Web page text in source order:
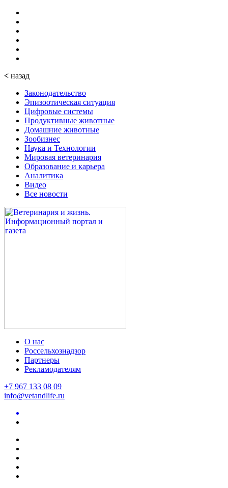
< назад
Законодательство
Эпизоотическая ситуация
Цифровые системы
Продуктивные животные
Домашние животные
Зообизнес
Наука и Технологии
Мировая ветеринария
Образование и карьера
Аналитика
Видео
Все новости
О нас
Россельхознадзор
Партнеры
Рекламодателям
+7 967 133 08 09
info@vetandlife.ru